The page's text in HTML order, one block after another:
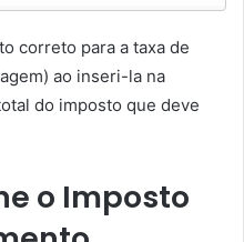
correto para a taxa de
ao inseri-la na
do imposto que deve
o Imposto